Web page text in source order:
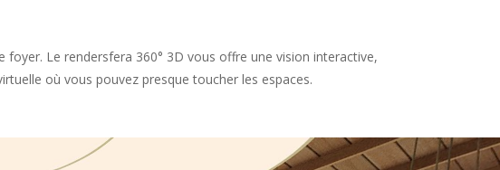
foyer. Le rendersfera 360° 3D vous offre une vision interactive,
où vous pouvez presque toucher les espaces.